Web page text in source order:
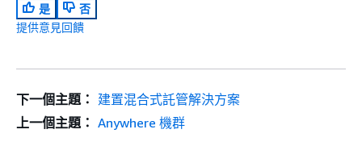
是
否
提供意見回饋
下一個主題： 建置混合式託管解決方案
上一個主題： Anywhere 機群